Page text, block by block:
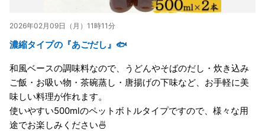
2026年02月09日（月）11時11分
濃縮タイプの『あごだし』🐟
和風ベースの調味料なので、うどんやそばのだし・炊き込み
ご飯・お吸い物・茶碗蒸し・唐揚げの下味など、お手軽に美
味しい料理が作れます。
使いやすい500mlのペットボトルタイプですので、様々な用
途でお楽しみください🍜